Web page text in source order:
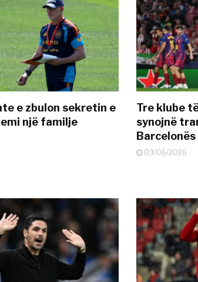
e zbulon sekretin e
një familje
Tre klube
synojnë
Barcelonës
03/06/2026